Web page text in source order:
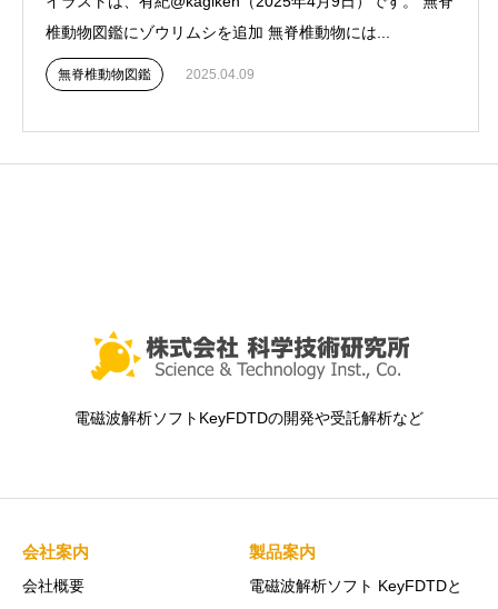
椎動物図鑑にゾウリムシを追加 無脊椎動物には...
無脊椎動物図鑑 2025.04.09
電磁波解析ソフトKeyFDTDの開発や受託解析など
会社案内
会社概要
製品案内
電磁波解析ソフト KeyFDTDと